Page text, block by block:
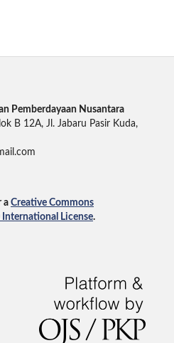
Pemberdayaan Nusantara
B 12A, Jl. Jabaru Pasir Kuda,
a Creative Commons
License.